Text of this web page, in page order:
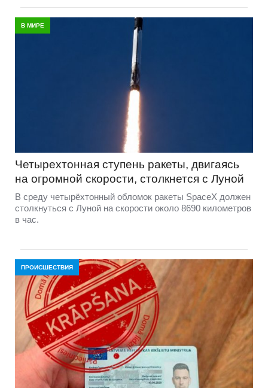
В МИРЕ
Четырехтонная ступень ракеты, двигаясь
на огромной скорости, столкнется с Луной
В среду четырёхтонный обломок ракеты SpaceX должен
столкнуться с Луной на скорости около 8690 километров
в час.
ПРОИСШЕСТВИЯ